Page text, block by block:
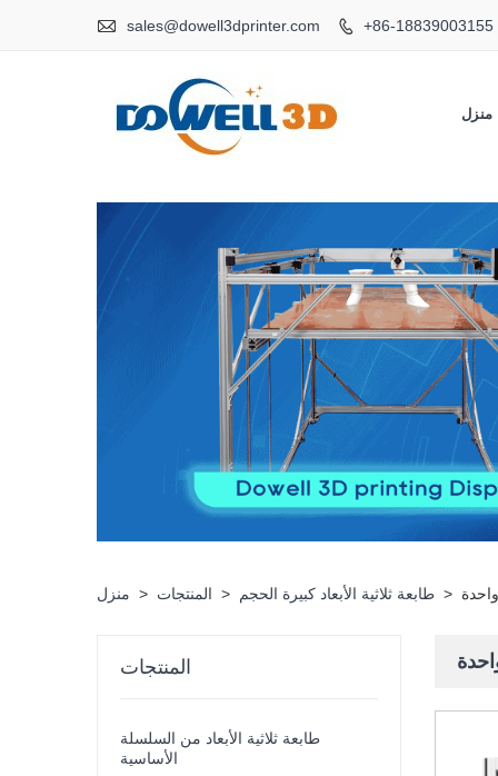
 sales@dowell3dprinter.com  +86-18839003155
منزل
منزل > المنتجات > طابعة ثلاثية الأبعاد كبيرة الحجم >
المنتجات
طابعة ثلاثية الأبعاد من السلسلة
الأساسية